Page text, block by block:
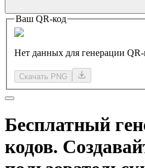
Ваш QR-код
Нет данных для генерации QR-
Скачать PNG
Бесплатный
кодов.